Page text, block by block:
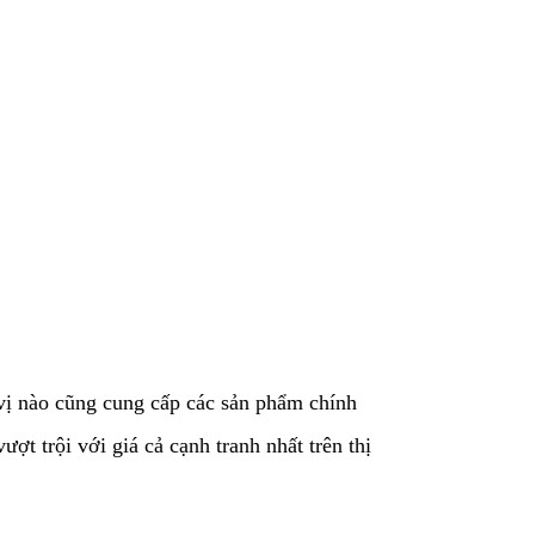
cũng cung cấp các sản phẩm chính
trội với giá cả cạnh tranh nhất trên thị